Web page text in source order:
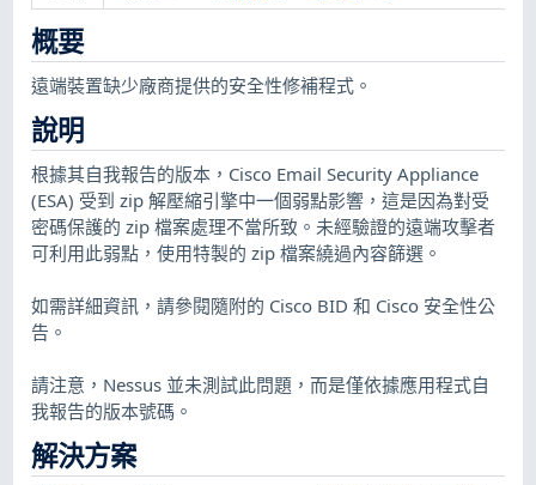
概要
遠端裝置缺少廠商提供的安全性修補程式。
說明
根據其自我報告的版本，Cisco Email Security Appliance
(ESA) 受到 zip 解壓縮引擎中一個弱點影響，這是因為對受
密碼保護的 zip 檔案處理不當所致。未經驗證的遠端攻擊者
可利用此弱點，使用特製的 zip 檔案繞過內容篩選。
如需詳細資訊，請參閱隨附的 Cisco BID 和 Cisco 安全性公
告。
請注意，Nessus 並未測試此問題，而是僅依據應用程式自
我報告的版本號碼。
解決方案